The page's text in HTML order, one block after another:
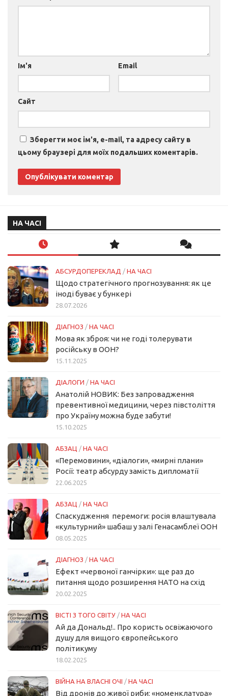
Ім'я Email
Сайт
Зберегти моє ім'я, e-mail, та адресу сайту в
цьому браузері для моїх подальших коментарів.
НА ЧАСІ
АБСУРДОПЕРЕКЛАД / НА ЧАСІ
Щодо стратегічного прогнозування: як це
іноді буває у бункері
28.07.2026
ДІАГНОЗ / НА ЧАСІ
Мова як зброя: чи не годі толерувати
російську в ООН?
15.11.2025
ДІАЛОГИ / НА ЧАСІ
Анатолій НОВИК: Без запровадження
превентивної медицини, через півстоліття
про Україну можна буде забути!
15.10.2025
АБЗАЦ / НА ЧАСІ
«Перемовини», «діалоги», «мирні плани»
Росії: театр абсурду замість дипломатії
22.06.2025
АБЗАЦ / НА ЧАСІ
Спаскудження перемоги: росія влаштувала
«культурний» шабаш у залі Генасамблеї ООН
08.05.2025
ДІАГНОЗ / НА ЧАСІ
Ефект «червоної ганчірки»: ще раз до
питання щодо розширення НАТО на схід
20.02.2025
ВІСТІ З ТОГО СВІТУ / НА ЧАСІ
Ай да Дональд!.. Про користь освіжаючого
душу для вищого європейського
політикуму
18.02.2025
ВІЙНА НА ВЛАСНІ ОЧІ / НА ЧАСІ
Від дронів до живої риби: «номенклатура»